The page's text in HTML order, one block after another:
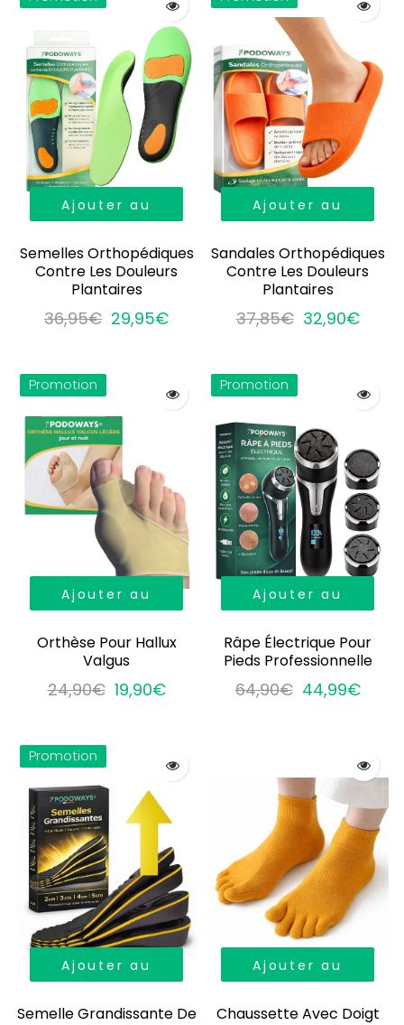
Ajouter au
Semelles Orthopédiques
Contre Les Douleurs
Plantaires
36,95€ 29,95€
Ajouter au
Sandales Orthopédiques
Contre Les Douleurs
Plantaires
37,85€ 32,90€
Promotion
Ajouter au
Orthèse Pour Hallux
Valgus
24,90€ 19,90€
Promotion
Ajouter au
Râpe Électrique Pour
Pieds Professionnelle
64,90€ 44,99€
Promotion
Ajouter au
Semelle Grandissante De
Ajouter au
Chaussette Avec Doigt